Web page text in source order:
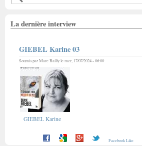
La dernière interview
GIEBEL Karine 03
Soumis parMarc Baillyle mer, 17/07/2024 - 06:00
GIEBEL Karine
Facebook Like